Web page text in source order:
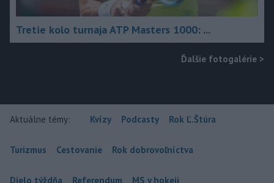
Tretie kolo turnaja ATP Masters 1000: ...
Ďalšie fotogalérie >
Aktuálne témy: Kvízy Podcasty Rok Ľ.Štúra
Turizmus Cestovanie Rok dobrovoľníctva
Dielo týždňa Referendum MS v hokeji